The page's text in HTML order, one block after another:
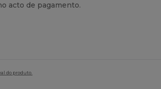
acto de pagamento.
do produto.